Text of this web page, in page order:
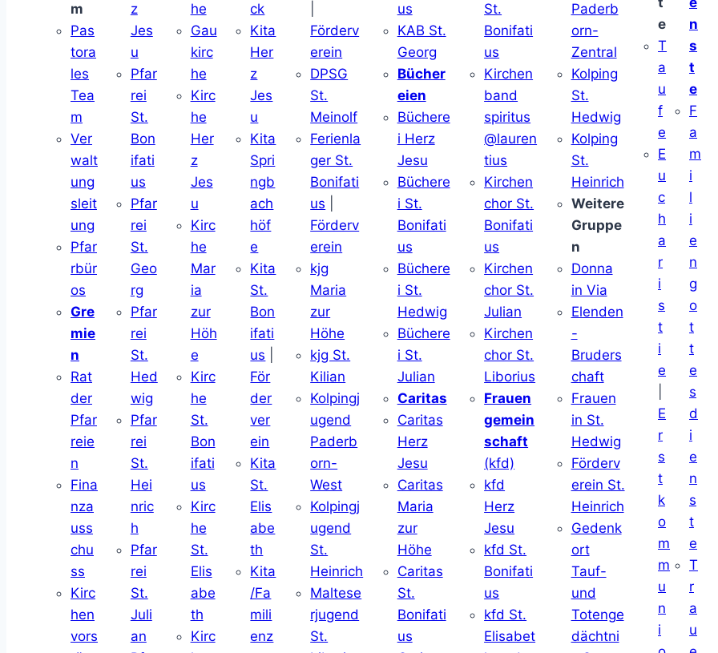
m
Pas
tora
les
Tea
m
Ver
walt
ung
sleit
ung
Pfar
rbür
os
Gre
mie
n
Rat
der
Pfar
reie
n
Fina
nza
uss
chu
ss
Kirc
hen
vors
z
Jes
u
Pfar
rei
St.
Bon
ifati
us
Pfar
rei
St.
Geo
rg
Pfar
rei
St.
Hed
wig
Pfar
rei
St.
Hei
nric
h
Pfar
rei
St.
Juli
an
he
Gau
kirc
he
Kirc
he
Her
z
Jes
u
Kirc
he
Mar
ia
zur
Höh
e
Kirc
he
St.
Bon
ifati
us
Kirc
he
St.
Elis
abe
th
Kirc
ck
Kita
Her
z
Jes
u
Kita
Spri
ngb
ach
höf
e
Kita
St.
Bon
ifati
us
För
der
ver
ein
Kita
St.
Elis
abe
th
Kita
/Fa
mili
enz
Förderv
erein
DPSG
St.
Meinolf
Ferienla
ger St.
Bonifati
us
Förderv
erein
kjg
Maria
zur
Höhe
kjg St.
Kilian
Kolpingj
ugend
Paderb
orn-
West
Kolpingj
ugend
St.
Heinrich
Maltese
rjugend
St.
us
KAB St.
Georg
Bücher
eien
Büchere
i Herz
Jesu
Büchere
i St.
Bonifati
us
Büchere
i St.
Hedwig
Büchere
i St.
Julian
Caritas
Caritas
Herz
Jesu
Caritas
Maria
zur
Höhe
Caritas
St.
Bonifati
us
St.
Bonifati
us
Kirchen
band
spiritus
@lauren
tius
Kirchen
chor St.
Bonifati
us
Kirchen
chor St.
Julian
Kirchen
chor St.
Liborius
Frauen
gemein
schaft
(kfd)
kfd
Herz
Jesu
kfd St.
Bonifati
us
kfd St.
Elisabet
Paderb
orn-
Zentral
Kolping
St.
Hedwig
Kolping
St.
Heinrich
Weitere
Gruppe
n
Donna
in Via
Elenden
-
Bruders
chaft
Frauen
in St.
Hedwig
Förderv
erein St.
Heinrich
Gedenk
ort
Tauf-
und
Totenge
dächtni
e
T
a
u
f
e
E
u
c
h
a
r
i
s
t
i
e
E
r
s
t
k
o
m
m
u
n
i
n
s
t
e
F
a
m
i
l
i
e
n
g
o
t
t
e
s
d
i
e
n
s
t
e
T
r
a
u